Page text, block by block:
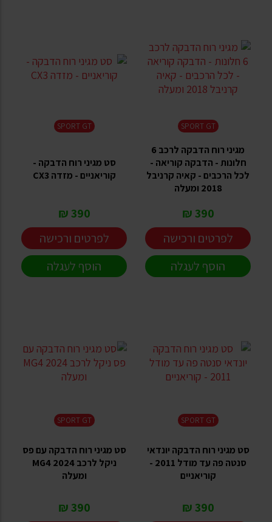
SPORT GT
מגיני רוח הדבקה לרכב 6
חלונות - הדבקה קוריאה -
לכל הרכבים - קאיה קרניבל
2018 ומעלה
390 ₪
לפרטים ורכישה
הוסף לעגלה
SPORT GT
סט מגיני רוח הדבקה -
קוריאניים - מזדה CX3
390 ₪
לפרטים ורכישה
הוסף לעגלה
SPORT GT
סט מגיני רוח הדבקה יונדאי
סנטה פה עד מודל 2011 -
קוריאניים
390 ₪
SPORT GT
סט מגיני רוח הדבקה עם פס
ניקל לרכב MG4 2024
ומעלה
390 ₪